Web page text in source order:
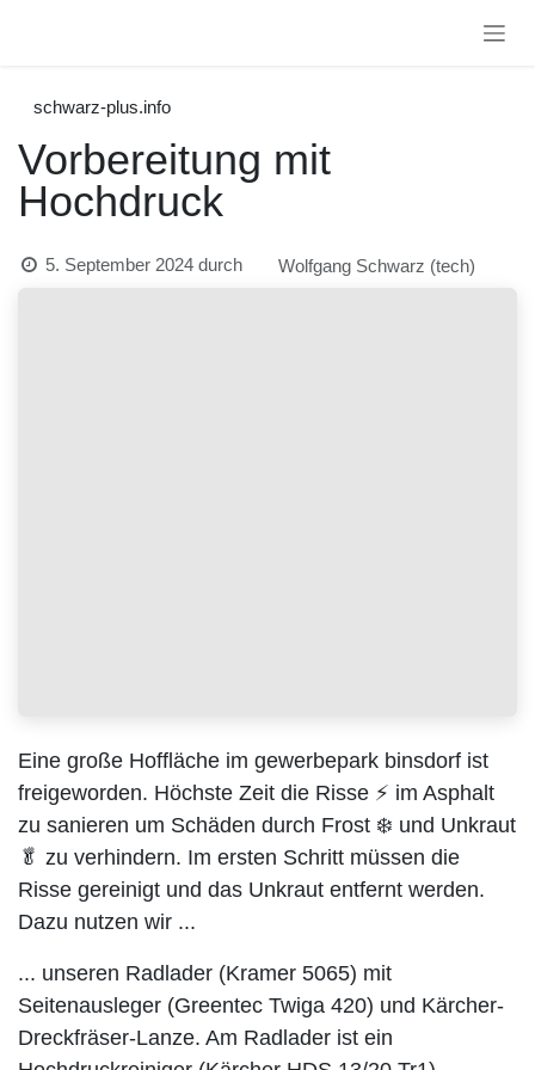
schwarz-plus.info
Vorbereitung mit
Hochdruck
5. September 2024 durch Wolfgang Schwarz (tech)
Eine große Hoffläche im gewerbepark binsdorf ist
freigeworden. Höchste Zeit die Risse ⚡ im Asphalt
zu sanieren um Schäden durch Frost ❄️ und
Unkraut 🥬 zu verhindern. Im ersten Schritt
müssen die Risse gereinigt und das Unkraut
entfernt werden. Dazu nutzen wir ...
... unseren Radlader (Kramer 5065) mit
Seitenausleger (Greentec Twiga 420) und
Kärcher-Dreckfräser-Lanze. Am Radlader ist ein